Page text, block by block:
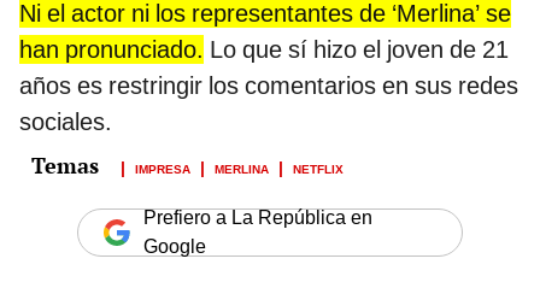
Ni el actor ni los representantes de ‘Merlina’ se
han pronunciado. Lo que sí hizo el joven de 21
años es restringir los comentarios en sus redes
sociales.
IMPRESA MERLINA NETFLIX
Prefiero a La República en
Google